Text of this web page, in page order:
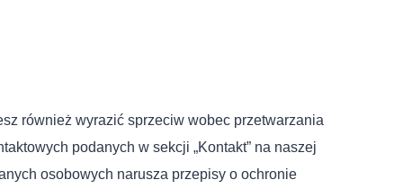
również wyrazić sprzeciw wobec przetwarzania
podanych w sekcji „Kontakt” na naszej
osobowych narusza przepisy o ochronie